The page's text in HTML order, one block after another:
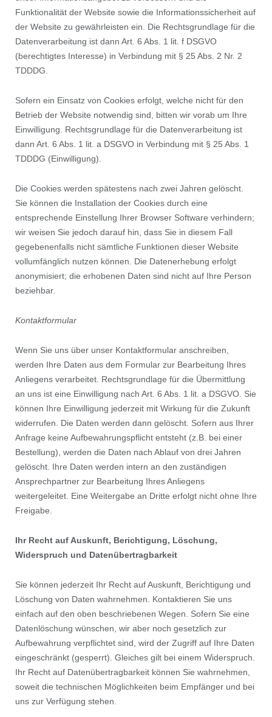
Funktionalität der Website sowie die Informationssicherheit auf
der Website zu gewährleisten ein. Die Rechtsgrundlage für die
Datenverarbeitung ist dann Art. 6 Abs. 1 lit. f DSGVO
(berechtigtes Interesse) in Verbindung mit § 25 Abs. 2 Nr. 2
TDDDG.
Sofern ein Einsatz von Cookies erfolgt, welche nicht für den
Betrieb der Website notwendig sind, bitten wir vorab um Ihre
Einwilligung. Rechtsgrundlage für die Datenverarbeitung ist
dann Art. 6 Abs. 1 lit. a DSGVO in Verbindung mit § 25 Abs. 1
TDDDG (Einwilligung).
Die Cookies werden spätestens nach zwei Jahren gelöscht.
Sie können die Installation der Cookies durch eine
entsprechende Einstellung Ihrer Browser Software verhindern;
wir weisen Sie jedoch darauf hin, dass Sie in diesem Fall
gegebenenfalls nicht sämtliche Funktionen dieser Website
vollumfänglich nutzen können. Die Datenerhebung erfolgt
anonymisiert; die erhobenen Daten sind nicht auf Ihre Person
beziehbar.
Kontaktformular
Wenn Sie uns über unser Kontaktformular anschreiben,
werden Ihre Daten aus dem Formular zur Bearbeitung Ihres
Anliegens verarbeitet. Rechtsgrundlage für die Übermittlung
an uns ist eine Einwilligung nach Art. 6 Abs. 1 lit. a DSGVO. Sie
können Ihre Einwilligung jederzeit mit Wirkung für die Zukunft
widerrufen. Die Daten werden dann gelöscht. Sofern aus Ihrer
Anfrage keine Aufbewahrungspflicht entsteht (z.B. bei einer
Bestellung), werden die Daten nach Ablauf von drei Jahren
gelöscht. Ihre Daten werden intern an den zuständigen
Ansprechpartner zur Bearbeitung Ihres Anliegens
weitergeleitet. Eine Weitergabe an Dritte erfolgt nicht ohne Ihre
Freigabe.
Ihr Recht auf Auskunft, Berichtigung, Löschung,
Widerspruch und Datenübertragbarkeit
Sie können jederzeit Ihr Recht auf Auskunft, Berichtigung und
Löschung von Daten wahrnehmen. Kontaktieren Sie uns
einfach auf den oben beschriebenen Wegen. Sofern Sie eine
Datenlöschung wünschen, wir aber noch gesetzlich zur
Aufbewahrung verpflichtet sind, wird der Zugriff auf Ihre Daten
eingeschränkt (gesperrt). Gleiches gilt bei einem Widerspruch.
Ihr Recht auf Datenübertragbarkeit können Sie wahrnehmen,
soweit die technischen Möglichkeiten beim Empfänger und bei
uns zur Verfügung stehen.